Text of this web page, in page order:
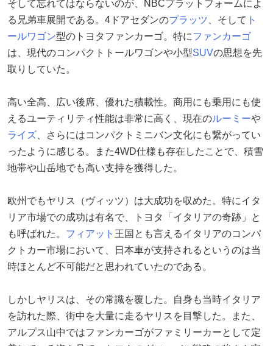
そして忘れてはならないのが、NBCプラットフォームによ
る兄弟車展開である。4ドアセダンのプラッツ 、そして ト
ールワゴン型のトヨタファンカーゴ。特にファンカーゴ
は、現代のコンパクトトールワゴンや小型SUVの思想を先
取りしていた。
高い全高、広い後席、優れた積載性。商用にも乗用にも使
えるユーティリティ性能は非常に高く、現在のルーミーや
ライズ 、さらにはコンパクトミニバン文化にも繋がってい
ったように感じる。また4WD仕様も存在したことで、積雪
地帯や山岳地でも高い支持を獲得した。
欧州でもヤリス（ヴィッツ）は大成功を収めた。特にイタ
リア市場での成功は有名で、トヨタ「イタリアの奇跡」と
も呼ばれた。 フィアット 王国とも言えるイタリアのコンパ
クトカー市場において、日本車が支持されるというのは当
時ほとんど不可能だと思われていたのである。
しかしヤリスは、その常識を覆した。自身も当時イタリア
を訪れた際、街中を大量に走るヤリスを目撃した。また、
アルプス山中ではファンカーゴがファミリーカーとして定